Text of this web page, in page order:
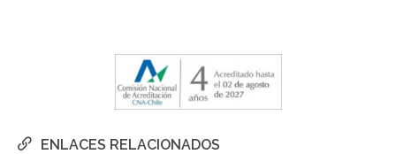
ENLACES RELACIONADOS